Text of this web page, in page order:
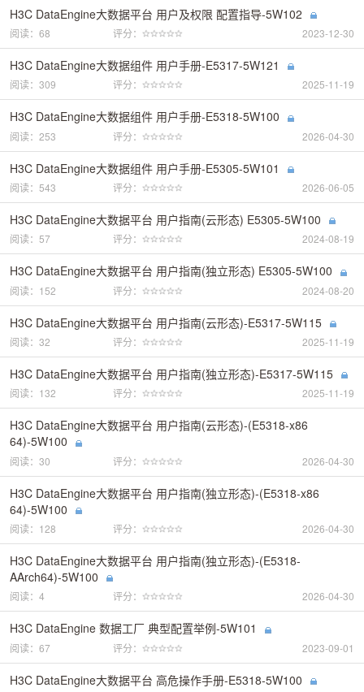
H3C DataEngine大数据平台 用户及权限 配置指导-5W102
阅读：68 评分： 2023-12-30
H3C DataEngine大数据组件 用户手册-E5317-5W121
阅读：309 评分： 2025-11-19
H3C DataEngine大数据组件 用户手册-E5318-5W100
阅读：253 评分： 2026-04-30
H3C DataEngine大数据组件 用户手册-E5305-5W101
阅读：543 评分： 2026-06-05
H3C DataEngine大数据平台 用户指南(云形态) E5305-5W100
阅读：57 评分： 2024-08-19
H3C DataEngine大数据平台 用户指南(独立形态) E5305-5W100
阅读：152 评分： 2024-08-20
H3C DataEngine大数据平台 用户指南(云形态)-E5317-5W115
阅读：32 评分： 2025-11-19
H3C DataEngine大数据平台 用户指南(独立形态)-E5317-5W115
阅读：132 评分： 2025-11-19
H3C DataEngine大数据平台 用户指南(云形态)-(E5318-x86
64)-5W100
阅读：30 评分： 2026-04-30
H3C DataEngine大数据平台 用户指南(独立形态)-(E5318-x86
64)-5W100
阅读：128 评分： 2026-04-30
H3C DataEngine大数据平台 用户指南(独立形态)-(E5318-
AArch64)-5W100
阅读：4 评分： 2026-04-30
H3C DataEngine 数据工厂 典型配置举例-5W101
阅读：67 评分： 2023-09-01
H3C DataEngine大数据平台 高危操作手册-E5318-5W100